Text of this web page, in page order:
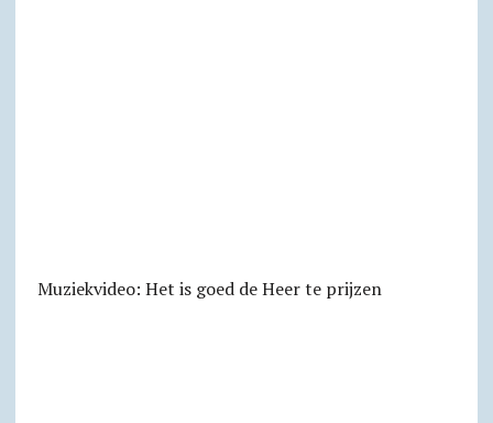
Muziekvideo: Het is goed de Heer te prijzen